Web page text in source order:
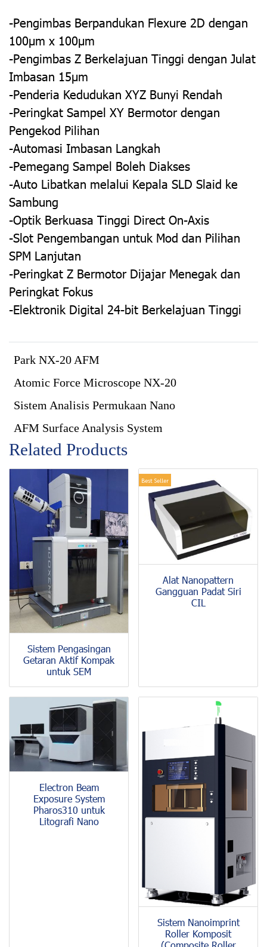
-Pengimbas Berpandukan Flexure 2D dengan
100µm x 100µm
-Pengimbas Z Berkelajuan Tinggi dengan Julat
Imbasan 15µm
-Penderia Kedudukan XYZ Bunyi Rendah
-Peringkat Sampel XY Bermotor dengan
Pengekod Pilihan
-Automasi Imbasan Langkah
-Pemegang Sampel Boleh Diakses
-Auto Libatkan melalui Kepala SLD Slaid ke
Sambung
-Optik Berkuasa Tinggi Direct On-Axis
-Slot Pengembangan untuk Mod dan Pilihan
SPM Lanjutan
-Peringkat Z Bermotor Dijajar Menegak dan
Peringkat Fokus
-Elektronik Digital 24-bit Berkelajuan Tinggi
Park NX-20 AFM
Atomic Force Microscope NX-20
Sistem Analisis Permukaan Nano
AFM Surface Analysis System
Related Products
Sistem Pengasingan
Getaran Aktif Kompak
untuk SEM
Best Seller
Alat Nanopattern
Gangguan Padat Siri
CIL
Electron Beam
Exposure System
Pharos310 untuk
Litografi Nano
Sistem Nanoimprint
Roller Komposit